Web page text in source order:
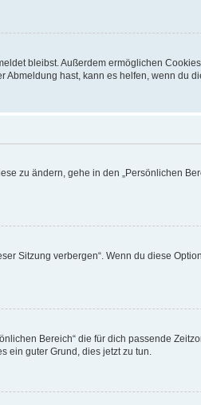
bleibst. Außerdem ermöglichen
Abmeldung hast, kann es helfen, wenn du
zu ändern, gehe in den „Persönlichen
Sitzung verbergen“. Wenn du diese
Bereich“ die für dich passende
ein guter Grund, dies jetzt zu tun.